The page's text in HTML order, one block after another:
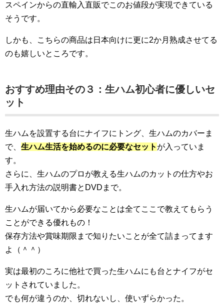
スペインからの直輸入直販でこのお値段が実現できている
そうです。
しかも、こちらの商品は日本向けに更に2か月熟成させてる
のも嬉しいところです。
おすすめ理由その３：生ハム初心者に優しいセ
ット
生ハムを設置する台にナイフにトング、生ハムのカバーま
で、 生ハム生活を始めるのに必要なセット が入っていま
す。
さらに、生ハムのプロが教える生ハムのカットの仕方やお
手入れ方法の説明書とDVDまで。
生ハムが届いてから必要なことは全てここで教えてもらう
ことができる優れもの！
保存方法や賞味期限まで知りたいことが全て詰まってます
よ（＾＾）
実は最初のころに他社で買った生ハムにも台とナイフがセ
ットされていました。
でも何が違うのか、切れないし、使いずらかった。